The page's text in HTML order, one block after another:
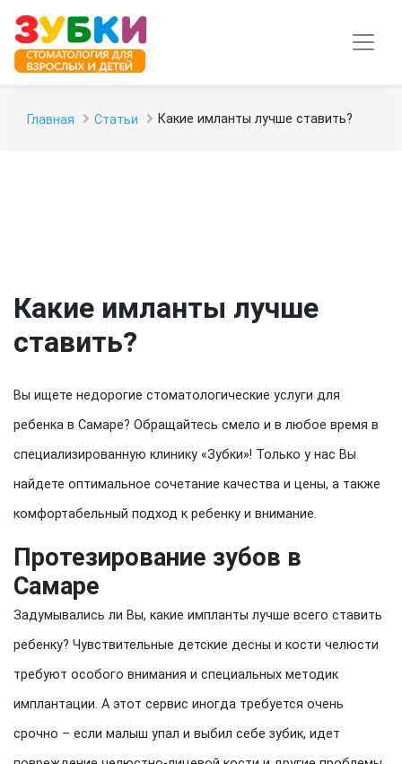
Главная Статьи Какие имланты лучше ставить?
Какие имланты лучше
ставить?
Вы ищете недорогие стоматологические услуги для
ребенка в Самаре? Обращайтесь смело и в любое время в
специализированную клинику «Зубки»! Только у нас Вы
найдете оптимальное сочетание качества и цены, а также
комфортабельный подход к ребенку и внимание.
Протезирование зубов в
Самаре
Задумывались ли Вы, какие импланты лучше всего ставить
ребенку? Чувствительные детские десны и кости челюсти
требуют особого внимания и специальных методик
имплантации. А этот сервис иногда требуется очень
срочно – если малыш упал и выбил себе зубик, идет